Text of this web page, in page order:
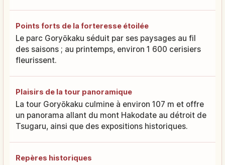
Points forts de la forteresse étoilée
Le parc Goryōkaku séduit par ses paysages au fil
des saisons ; au printemps, environ 1 600 cerisiers
fleurissent.
Plaisirs de la tour panoramique
La tour Goryōkaku culmine à environ 107 m et offre
un panorama allant du mont Hakodate au détroit de
Tsugaru, ainsi que des expositions historiques.
Repères historiques